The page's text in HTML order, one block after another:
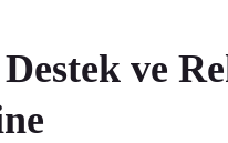
ve